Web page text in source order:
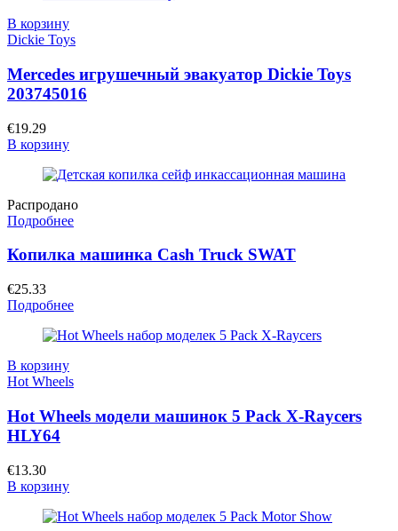
В корзину
Dickie Toys
Mercedes игрушечный эвакуатор Dickie Toys
203745016
€19.29
В корзину
Распродано
Подробнее
Копилка машинка Cash Truck SWAT
€25.33
Подробнее
В корзину
Hot Wheels
Hot Wheels модели машинок 5 Pack X-Raycers
HLY64
€13.30
В корзину